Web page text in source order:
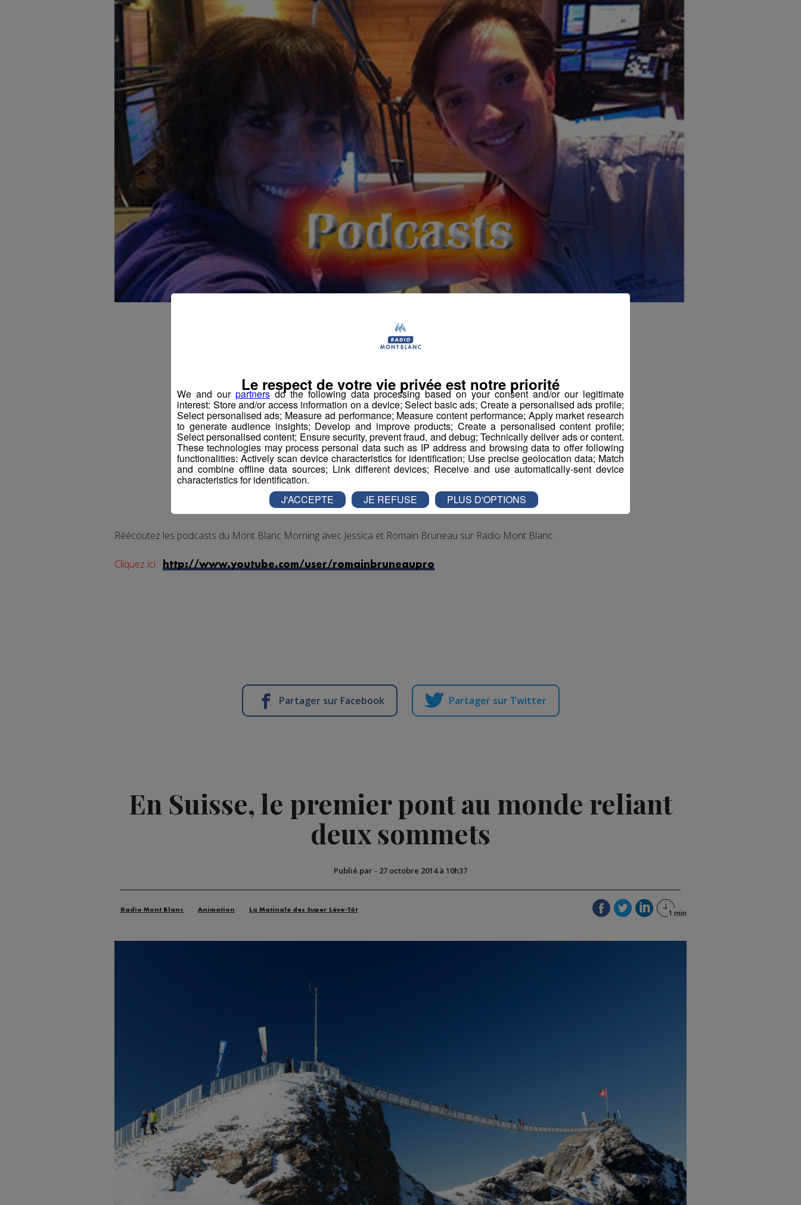
Réécoutez les podcasts du Mont Blanc Morning avec Jessica et Romain Bruneau sur Radio Mont Blanc.
Cliquez ici http://www.youtube.com/user/romainbruneaupro
Partager sur Facebook Partager sur Twitter
En Suisse, le premier pont au monde reliant
deux sommets
Publié par - 27 octobre 2014 à 10h37
Radio Mont Blanc Animation La Matinale des Super Lève-Tôt
We and our partnersdo the following data processing based on your consent and/or our legitimate
interest: Store and/or access information on a device; Select basic ads; Create a personalised ads profile;
Select personalised ads; Measure ad performance; Measure content performance; Apply market research
to generate audience insights; Develop and improve products; Create a personalised content profile;
Select personalised content; Ensure security, prevent fraud, and debug; Technically deliver ads or content.
These technologies may process personal data such as IP address and browsing data to offer following
functionalities: Actively scan device characteristics for identification; Use precise geolocation data; Match
and combine offline data sources; Link different devices; Receive and use automatically-sent device
characteristics for identification.
Le respect de votre vie privée est notre priorité
J'ACCEPTE JE REFUSE PLUS D'OPTIONS